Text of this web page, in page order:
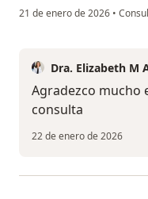
21 de enero de 2026 •
Dra. Elizabeth M
Agradezco mucho
consulta
22 de enero de 2026